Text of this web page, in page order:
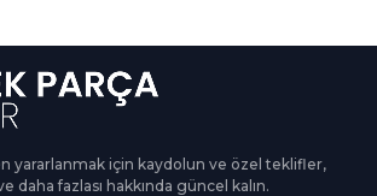
yararlanmak için kaydolun ve özel teklifler,
daha fazlası hakkında güncel kalın.